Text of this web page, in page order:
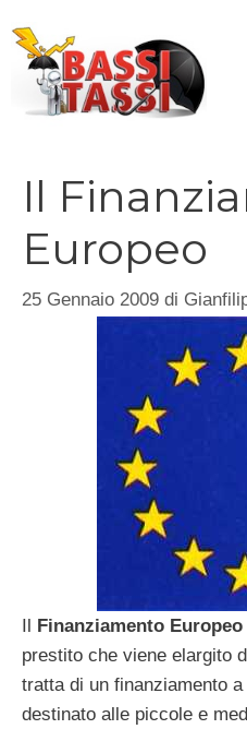
contenuto
Il
Europeo
25 Gennaio 2009 di
Il Finanziamento Europeo
prestito che viene elargito
tratta di un finanziamento
destinato alle piccole e